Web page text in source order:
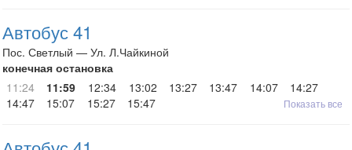
Автобус 41
Пос. Светлый — Ул. Л.Чайкиной
конечная остановка
11:24
11:59 12:34 13:02 13:27 13:47 14:07
14:27
14:47
15:07 15:27 15:47 Показать все